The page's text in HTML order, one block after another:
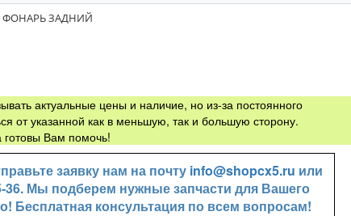
ФОНАРЬ ЗАДНИЙ
актуальные цены и наличие, но из-за постоянного
от указанной как в меньшую, так и большую сторону.
Вам помочь!
заявку нам на почту info@shopcx5.ru или
36. Мы подберем нужные запчасти для Вашего
Бесплатная консультация по всем вопросам!